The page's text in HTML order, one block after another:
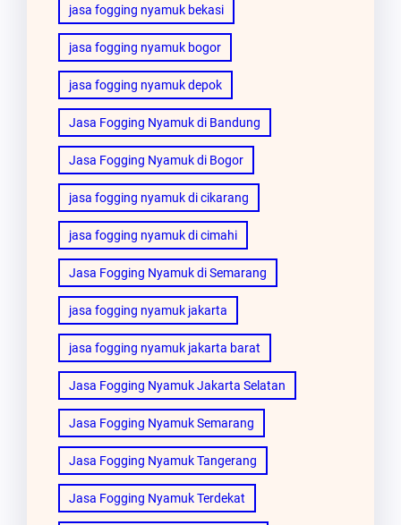
jasa fogging nyamuk bekasi
jasa fogging nyamuk bogor
jasa fogging nyamuk depok
Jasa Fogging Nyamuk di Bandung
Jasa Fogging Nyamuk di Bogor
jasa fogging nyamuk di cikarang
jasa fogging nyamuk di cimahi
Jasa Fogging Nyamuk di Semarang
jasa fogging nyamuk jakarta
jasa fogging nyamuk jakarta barat
Jasa Fogging Nyamuk Jakarta Selatan
Jasa Fogging Nyamuk Semarang
Jasa Fogging Nyamuk Tangerang
Jasa Fogging Nyamuk Terdekat